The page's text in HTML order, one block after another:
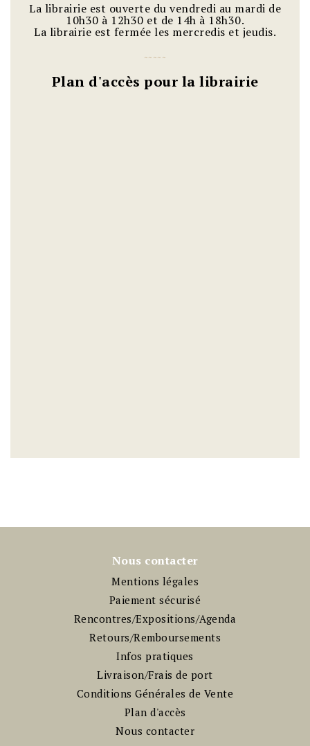
La librairie est ouverte du vendredi au mardi de
10h30 à 12h30 et de 14h à 18h30.
La librairie est fermée les mercredis et jeudis.
~~ ~~ ~
Plan d'accès pour la librairie
Nous contacter
Mentions légales
Paiement sécurisé
Rencontres/Expositions/Agenda
Retours/Remboursements
Infos pratiques
Livraison/Frais de port
Conditions Générales de Vente
Plan d'accès
Nous contacter